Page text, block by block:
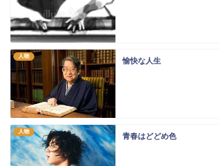
人物
愉快な人生
人物
青春はどどめ色